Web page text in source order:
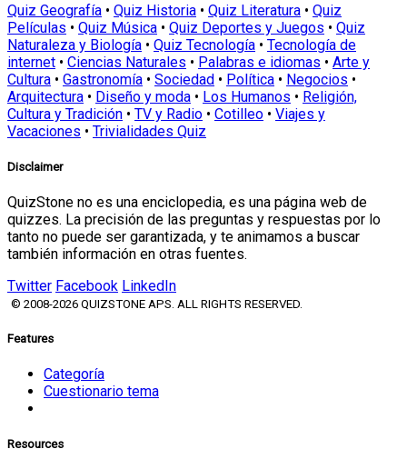
Quiz Geografía • Quiz Historia • Quiz Literatura • Quiz
Películas • Quiz Música • Quiz Deportes y Juegos • Quiz
Naturaleza y Biología • Quiz Tecnología • Tecnología de
internet • Ciencias Naturales • Palabras e idiomas • Arte y
Cultura • Gastronomía • Sociedad • Política • Negocios •
Arquitectura • Diseño y moda • Los Humanos • Religión,
Cultura y Tradición • TV y Radio • Cotilleo • Viajes y
Vacaciones • Trivialidades Quiz
Disclaimer
QuizStone no es una enciclopedia, es una página web de
quizzes. La precisión de las preguntas y respuestas por lo
tanto no puede ser garantizada, y te animamos a buscar
también información en otras fuentes.
Twitter Facebook LinkedIn
© 2008-2026 QUIZSTONE APS. ALL RIGHTS RESERVED.
Features
Categoría
Cuestionario tema
Resources